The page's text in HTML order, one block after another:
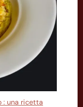
: una ricetta